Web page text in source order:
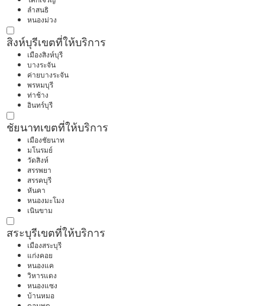
ลำสนธิ
หนองม่วง
สิงห์บุรีเขตที่ให้บริการ
เมืองสิงห์บุรี
บางระจัน
ค่ายบางระจัน
พรหมบุรี
ท่าช้าง
อินทร์บุรี
ชัยนาทเขตที่ให้บริการ
เมืองชัยนาท
มโนรมย์
วัดสิงห์
สรรพยา
สรรคบุรี
หันคา
หนองมะโมง
เนินขาม
สระบุรีเขตที่ให้บริการ
เมืองสระบุรี
แก่งคอย
หนองแค
วิหารแดง
หนองแซง
บ้านหมอ